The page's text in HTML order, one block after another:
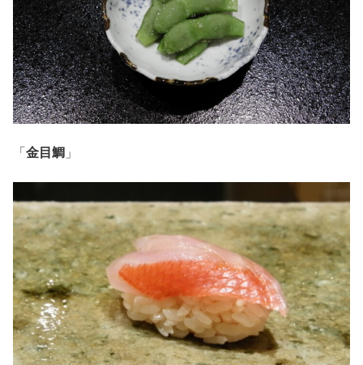
「 金目鯛 」